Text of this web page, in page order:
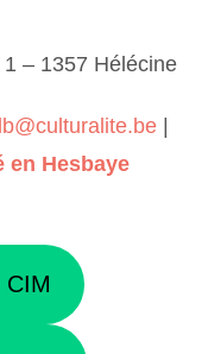
– 1357 Hélécine
|
en Hesbaye
CIM